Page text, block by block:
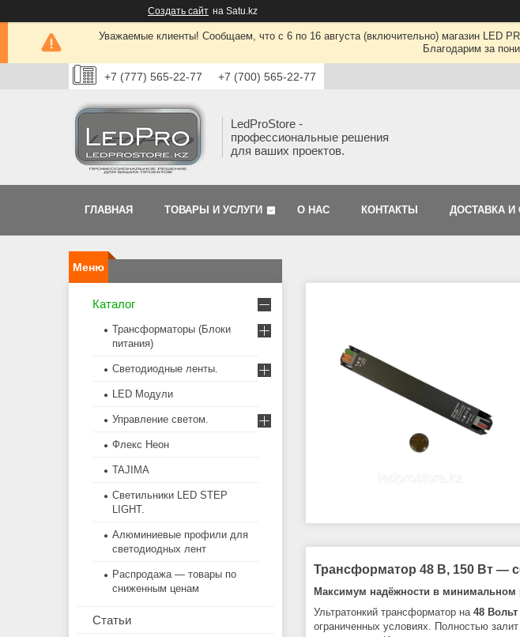
Создать сайт на Satu.kz
Уважаемые клиенты! Сообщаем, что с 6 по 16 августа (включительно) магазин LED
Благодарим за
+7 (777) 565-22-77 +7 (700) 565-22-77
LedProStore -
профессиональные решения
для ваших проектов.
ГЛАВНАЯ ТОВАРЫ И УСЛУГИ О НАС КОНТАКТЫ ДОСТАВКА И
Трансформатор 48 В, 150 Вт —
Максимум надёжности в минимальном
Ультратонкий трансформатор на 48 Вольт
ограниченных условиях. Полностью
Каталог
Трансформаторы (Блоки
питания)
Светодиодные ленты.
LED Модули
Управление светом.
Флекс Неон
TAJIMA
Светильники LED STEP
LIGHT.
Алюминиевые профили для
светодиодных лент
Распродажа — товары по
сниженным ценам
Статьи